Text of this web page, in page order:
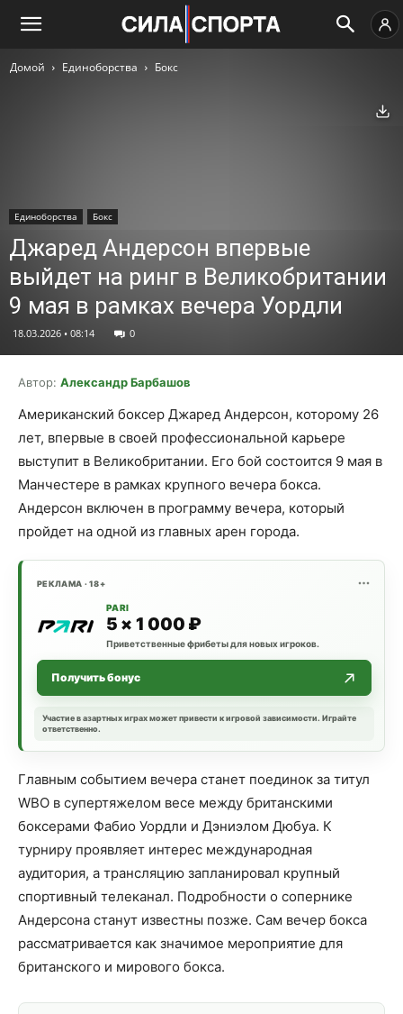
Домой Единоборства Бокс
Единоборства Бокс
Джаред Андерсон впервые
выйдет на ринг в Великобритании
9 мая в рамках вечера Уордли
18.03.2026 • 08:14 0
Автор: Александр Барбашов
Американский боксер Джаред Андерсон, которому 26
лет, впервые в своей профессиональной карьере
выступит в Великобритании. Его бой состоится 9 мая в
Манчестере в рамках крупного вечера бокса.
Андерсон включен в программу вечера, который
пройдет на одной из главных арен города.
РЕКЛАМА · 18+
PARI
5 × 1 000 ₽
Приветственные фрибеты для новых игроков.
Получить бонус
Участие в азартных играх может привести к игровой зависимости. Играйте
ответственно.
Главным событием вечера станет поединок за титул
WBO в супертяжелом весе между британскими
боксерами Фабио Уордли и Дэниэлом Дюбуа. К
турниру проявляет интерес международная
аудитория, а трансляцию запланировал крупный
спортивный телеканал. Подробности о сопернике
Андерсона станут известны позже. Сам вечер бокса
рассматривается как значимое мероприятие для
британского и мирового бокса.